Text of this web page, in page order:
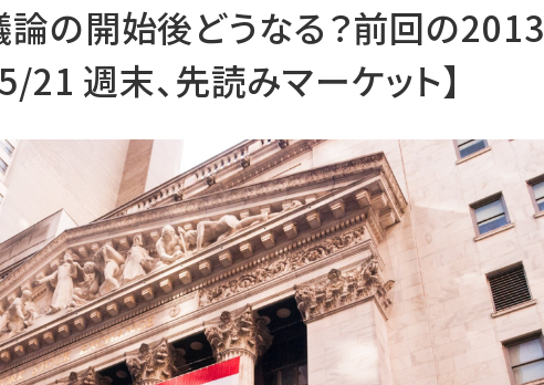
論の開始後どうなる？前回の2013
21 週末、先読みマーケット】